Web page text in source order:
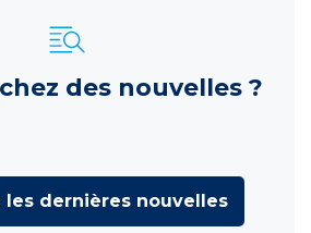
des nouvelles ?
les dernières nouvelles